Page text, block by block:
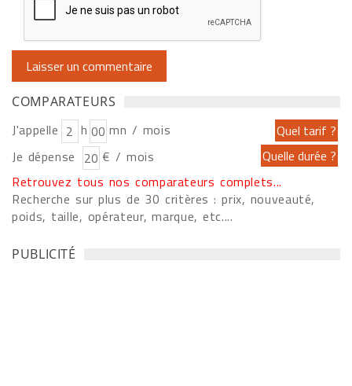
COMPARATEURS
J'appelle h
mn / mois
Je dépense
€ / mois
Retrouvez tous nos comparateurs complets...
Recherche sur plus de 30 critères : prix, nouveauté,
poids, taille, opérateur, marque, etc....
PUBLICITÉ